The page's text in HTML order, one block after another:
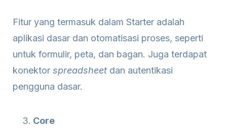
Fitur yang termasuk dalam Starter adalah
aplikasi dasar dan otomatisasi proses, seperti
untuk formulir, peta, dan bagan. Juga terdapat
konektor spreadsheet dan autentikasi
pengguna dasar.
Core